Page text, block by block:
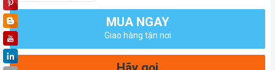
MUA NGAY
Giao hàng tận nơi